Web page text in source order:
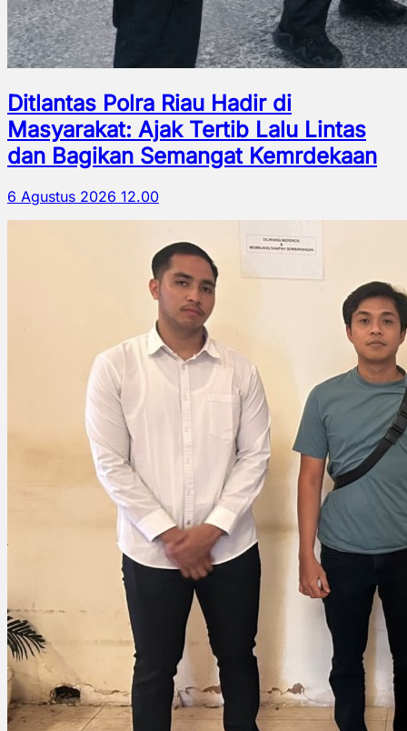
Ditlantas Polra Riau Hadir di
Masyarakat: Ajak Tertib Lalu Lintas
dan Bagikan Semangat Kemrdekaan
6 Agustus 2026 12.00